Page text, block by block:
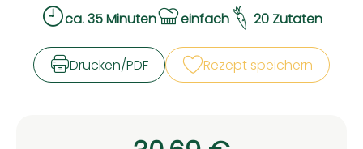
Solidarbeitrag
Zubreitungszeit:
ca. 35 Minuten
Schwierigkeit:
einfach 20 Zutaten
Drucken​/​PDF Rezept speichern